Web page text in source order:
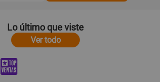
Lo último que viste
Ver todo